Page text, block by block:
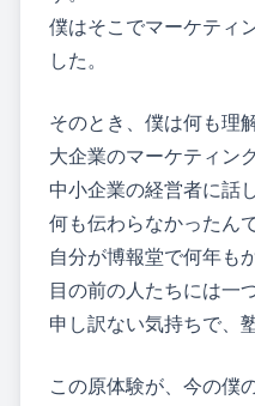
僕はそこでマーケティ
した。
そのとき、僕は何も理
大企業のマーケティン
中小企業の経営者に話
何も伝わらなかったんで
自分が博報堂で何年も
目の前の人たちには一
申し訳ない気持ちで、
この原体験が、今の僕